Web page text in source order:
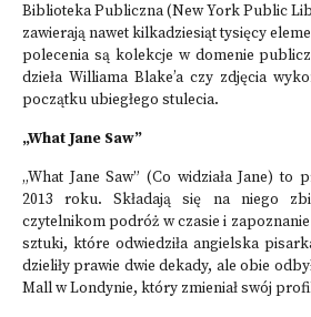
Biblioteka Publiczna (New York Public
zawierają nawet kilkadziesiąt tysięcy
polecenia są kolekcje w domenie
dzieła Williama Blake’a czy zdjęcia
początku ubiegłego stulecia.
„What Jane Saw”
„What Jane Saw” (Co widziała Jane) to
2013 roku. Składają się na niego
czytelnikom podróż w czasie i
sztuki, które odwiedziła angielska
dzieliły prawie dwie dekady, ale obie
Mall w Londynie, który zmieniał swój